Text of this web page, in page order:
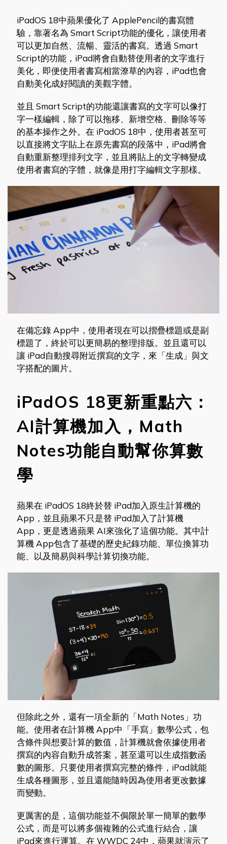
iPadOS 18中蘋果優化了 ApplePencil的書寫體
驗，靠著名為 Smart Script功能的優化，讓使用者
可以更加自然、流暢、靈活的書寫。透過 Smart
Script的功能，iPad將會自動替使用者的文字進行
美化，即便使用者書寫相當潦草的內容，iPad也會
自動美化成好閱讀的美觀字體。
並且 Smart Script的功能還讓書寫的文字可以像打
字一樣編輯，除了可以拖移、新增空格、刪除等等
的基本操作之外。在 iPadOS 18中，使用者甚至可
以直接將文字貼上在原先書寫的段落中，iPad將會
自動重新整理排列文字，並且將貼上的文字轉變成
使用者書寫的字體，就像是用打字編輯文字那樣。
在備忘錄 App中，使用者現在可以摺疊標題或是副
標題了，終於可以更簡易的整理排版。並且還可以
讓 iPad自動搜尋附近撰寫的文字，來「生成」與文
字搭配的圖片。
iPadOS 18更新重點六：
AI計算機加入，Math
Notes功能自動幫你算數
學
蘋果在 iPadOS 18終於替 iPad加入原生計算機的
App，並且蘋果不只是替 iPad加入了計算機
App，更是透過蘋果 AI來強化了這個功能。其中計
算機 App包含了基礎的歷史紀錄功能、單位換算功
能、以及簡易與科學計算切換功能。
但除此之外，還有一項全新的「Math Notes」功
能。使用者在計算機 App中「手寫」數學公式，包
含條件與想要計算的數值，計算機就會依據使用者
撰寫的內容自動升成答案，甚至還可以生成指數函
數的圖形。只要使用者撰寫完整的條件，iPad就能
生成各種圖形，並且還能隨時因為使用者更改數據
而變動。
更厲害的是，這個功能並不侷限於單一簡單的數學
公式，而是可以將多個複雜的公式進行結合，讓
iPad來進行運算。在 WWDC 24中，蘋果就演示了